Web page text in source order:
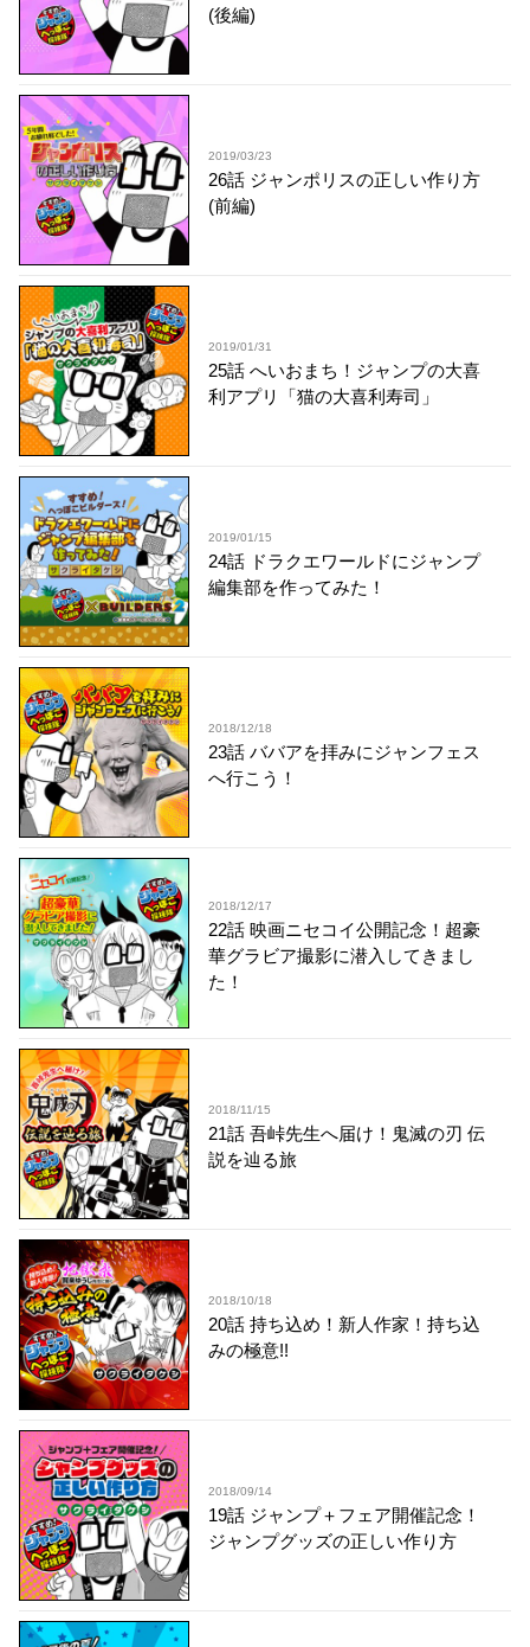
(後編)
2019/03/23
26話 ジャンポリスの正しい作り方
(前編)
2019/01/31
25話 へいおまち！ジャンプの大喜
利アプリ「猫の大喜利寿司」
2019/01/15
24話 ドラクエワールドにジャンプ
編集部を作ってみた！
2018/12/18
23話 ババアを拝みにジャンフェス
へ行こう！
2018/12/17
22話 映画ニセコイ公開記念！超豪
華グラビア撮影に潜入してきまし
た！
2018/11/15
21話 吾峠先生へ届け！鬼滅の刃 伝
説を辿る旅
2018/10/18
20話 持ち込め！新人作家！持ち込
みの極意!!
2018/09/14
19話 ジャンプ＋フェア開催記念！
ジャンプグッズの正しい作り方